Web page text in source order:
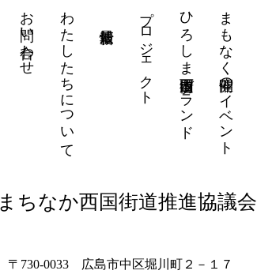
まもなく開催のイベント
ひろしま西国街道ブランド
プロジェクト
わたしたちについて
お問い合わせ
まちなか西国街道推進協議会
〒730-0033 広島市中区堀川町２－１７